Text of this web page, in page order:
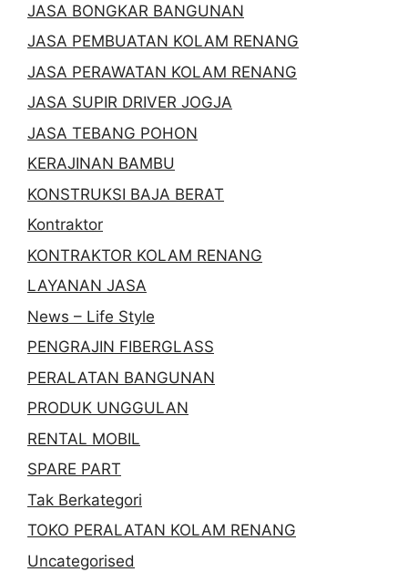
JASA BONGKAR BANGUNAN
JASA PEMBUATAN KOLAM RENANG
JASA PERAWATAN KOLAM RENANG
JASA SUPIR DRIVER JOGJA
JASA TEBANG POHON
KERAJINAN BAMBU
KONSTRUKSI BAJA BERAT
Kontraktor
KONTRAKTOR KOLAM RENANG
LAYANAN JASA
News – Life Style
PENGRAJIN FIBERGLASS
PERALATAN BANGUNAN
PRODUK UNGGULAN
RENTAL MOBIL
SPARE PART
Tak Berkategori
TOKO PERALATAN KOLAM RENANG
Uncategorised